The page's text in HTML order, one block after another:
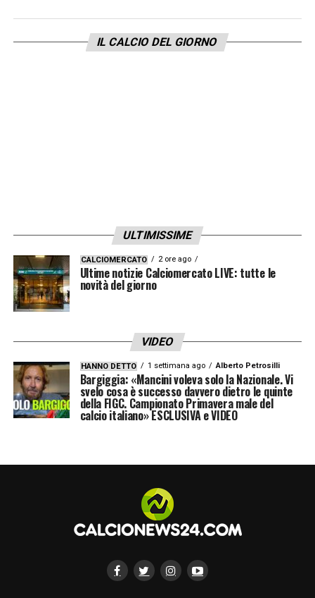
creato qualche difficoltà. Abbiamo preso
ripartenze importanti sulle seconde palle.
avendo coraggio».
VERSO LA CREMONESE– «Prima di tutto i
tre punti che danno morale. Portiamo
attorno a questa squadra. Abbiamo
giocatori di esperienza e altri alle prime
armi. Dobbiamo essere tutti bravi ad
aiutarli».
Graziano Fiorita ci abbia dato una mano da
lassù. Ero tranquillo, senza agitarmi,
sperando che andasse come è andata
IL CALCIO DEL GIORNO
ULTIMISSIME
CALCIOMERCATO 2 ore ago
Ultime notizie Calciomercato LIVE: tutte le
novità del giorno
VIDEO
HANNO DETTO 1 settimana ago Alberto Petrosilli
Bargiggia: «Mancini voleva solo la Nazionale. Vi
svelo cosa è successo davvero dietro le quinte
della FIGC. Campionato Primavera male del
calcio italiano» ESCLUSIVA e VIDEO